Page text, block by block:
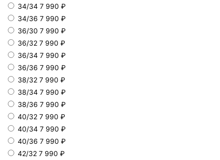
34/34 7 990 ₽
34/36 7 990 ₽
36/30 7 990 ₽
36/32 7 990 ₽
36/34 7 990 ₽
36/36 7 990 ₽
38/32 7 990 ₽
38/34 7 990 ₽
38/36 7 990 ₽
40/32 7 990 ₽
40/34 7 990 ₽
40/36 7 990 ₽
42/32 7 990 ₽